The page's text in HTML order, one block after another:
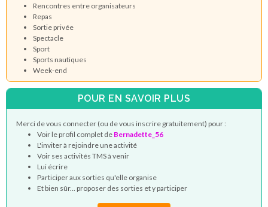
Rencontres entre organisateurs
Repas
Sortie privée
Spectacle
Sport
Sports nautiques
Week-end
POUR EN SAVOIR PLUS
Merci de vous connecter (ou de vous inscrire gratuitement) pour :
Voir le profil complet de Bernadette_56
L'inviter à rejoindre une activité
Voir ses activités TMS à venir
Lui écrire
Participer aux sorties qu'elle organise
Et bien sûr... proposer des sorties et y participer